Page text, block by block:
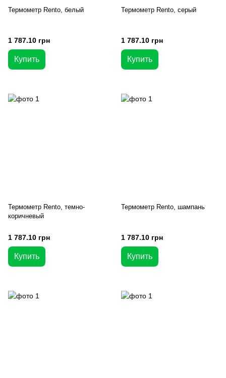
Термометр Rento, белый
1 787.10 грн
Купить
Термометр Rento, серый
1 787.10 грн
Купить
Термометр Rento, темно-
коричневый
1 787.10 грн
Купить
Термометр Rento, шампань
1 787.10 грн
Купить